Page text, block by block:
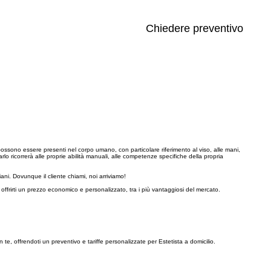
Chiedere preventivo
essere presenti nel corpo umano, con particolare riferimento al viso, alle mani,
ricorrerà alle proprie abilità manuali, alle competenze specifiche della propria
Dovunque il cliente chiami, noi arriviamo!
un prezzo economico e personalizzato, tra i più vantaggiosi del mercato.
offrendoti un preventivo e tariffe personalizzate per Estetista a domicilio.